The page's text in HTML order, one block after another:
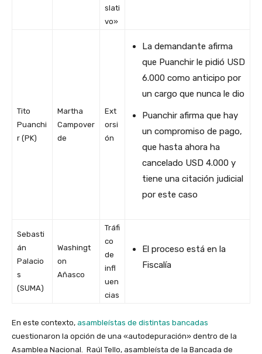
slati
vo»
Tito
Puanchi
r (PK)
Martha
Campover
de
Ext
orsi
ón
La demandante afirma
que Puanchir le pidió USD
6.000 como anticipo por
un cargo que nunca le dio
Puanchir afirma que hay
un compromiso de pago,
que hasta ahora ha
cancelado USD 4.000 y
tiene una citación judicial
por este caso
Sebasti
án
Palacio
s
(SUMA)
Washingt
on
Añasco
Tráfi
co
de
infl
uen
cias
El proceso está en la
Fiscalía
En este contexto, asambleístas de distintas bancadas
cuestionaron la opción de una «autodepuración» dentro de la
Asamblea Nacional. Raúl Tello, asambleísta de la Bancada de